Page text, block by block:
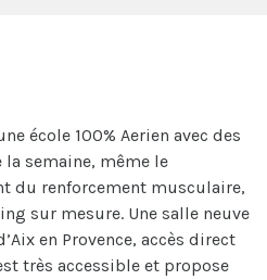
école 100% Aerien avec des
semaine, même le
du renforcement musculaire,
sur mesure. Une salle neuve
en Provence, accès direct
très accessible et propose